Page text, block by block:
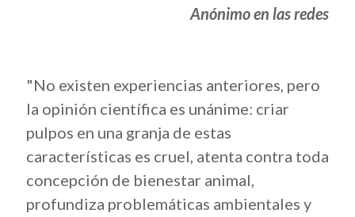
Anónimo en las redes
"No existen experiencias anteriores, pero
la opinión científica es unánime: criar
pulpos en una granja de estas
características es cruel, atenta contra toda
concepción de bienestar animal,
profundiza problemáticas ambientales y